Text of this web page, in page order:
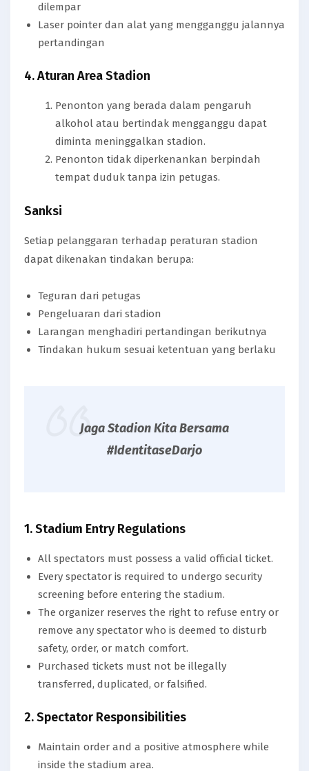
dilempar
Laser pointer dan alat yang mengganggu jalannya
pertandingan
4. Aturan Area Stadion
Penonton yang berada dalam pengaruh
alkohol atau bertindak mengganggu dapat
diminta meninggalkan stadion.
Penonton tidak diperkenankan berpindah
tempat duduk tanpa izin petugas.
Sanksi
Setiap pelanggaran terhadap peraturan stadion
dapat dikenakan tindakan berupa:
Teguran dari petugas
Pengeluaran dari stadion
Larangan menghadiri pertandingan berikutnya
Tindakan hukum sesuai ketentuan yang berlaku
Jaga Stadion Kita Bersama
#IdentitaseDarjo
1. Stadium Entry Regulations
All spectators must possess a valid official ticket.
Every spectator is required to undergo security
screening before entering the stadium.
The organizer reserves the right to refuse entry or
remove any spectator who is deemed to disturb
safety, order, or match comfort.
Purchased tickets must not be illegally
transferred, duplicated, or falsified.
2. Spectator Responsibilities
Maintain order and a positive atmosphere while
inside the stadium area.